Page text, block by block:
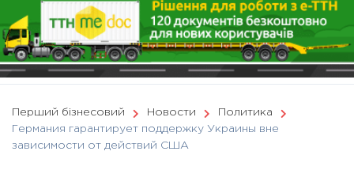
Перший бізнесовий Новости
Политика
Германия гарантирует поддержку Украины вне
зависимости от действий США